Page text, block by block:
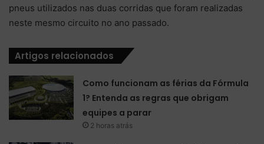
pneus utilizados nas duas corridas que foram realizadas
neste mesmo circuito no ano passado.
Artigos relacionados
Como funcionam as férias da Fórmula
1? Entenda as regras que obrigam
equipes a parar
2 horas atrás